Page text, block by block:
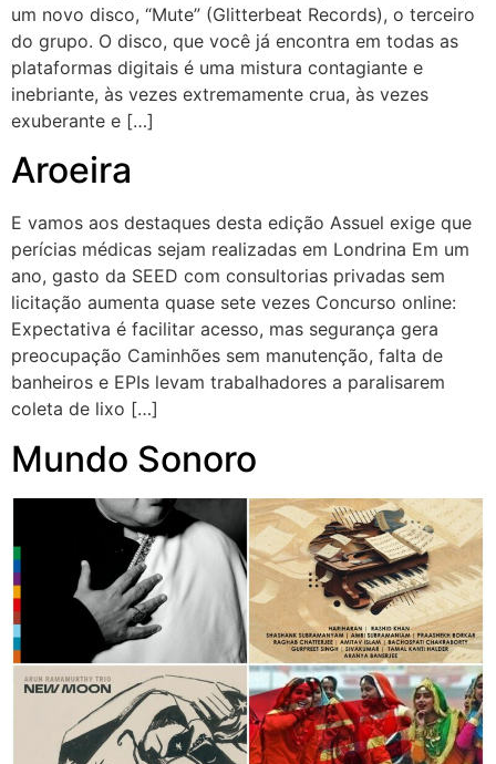
um novo disco, “Mute” (Glitterbeat Records), o terceiro
do grupo. O disco, que você já encontra em todas as
plataformas digitais é uma mistura contagiante e
inebriante, às vezes extremamente crua, às vezes
exuberante e […]
Aroeira
E vamos aos destaques desta edição Assuel exige que
perícias médicas sejam realizadas em Londrina Em um
ano, gasto da SEED com consultorias privadas sem
licitação aumenta quase sete vezes Concurso online:
Expectativa é facilitar acesso, mas segurança gera
preocupação Caminhões sem manutenção, falta de
banheiros e EPIs levam trabalhadores a paralisarem
coleta de lixo […]
Mundo Sonoro